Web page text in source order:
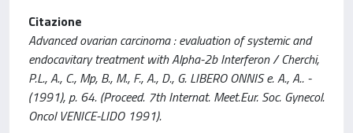
Citazione
Advanced ovarian carcinoma : evaluation of systemic and
endocavitary treatment with Alpha-2b Interferon / Cherchi,
P.L., A., C., Mp, B., M., F., A., D., G. LIBERO ONNIS e. A., A.. -
(1991), p. 64. (Proceed. 7th Internat. Meet.Eur. Soc. Gynecol.
Oncol VENICE-LIDO 1991).